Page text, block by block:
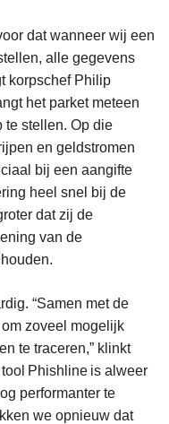
dat wanneer wij een
alle gegevens
korpschef Philip
het parket meteen
te stellen. Op die
en geldstromen
bij een aangifte
heel snel bij de
dat zij de
van de
“Samen met de
zoveel mogelijk
te traceren,” klinkt
Phishline is alweer
performanter te
we opnieuw dat